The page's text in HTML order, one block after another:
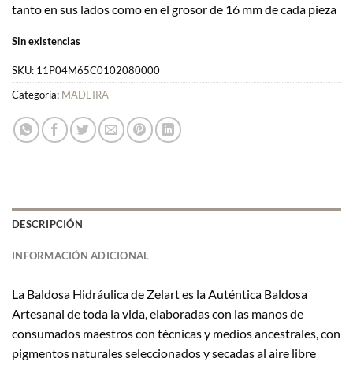
tanto en sus lados como en el grosor de 16 mm de cada pieza
Sin existencias
SKU: 11P04M65C0102080000
Categoría: MADEIRA
DESCRIPCIÓN
INFORMACIÓN ADICIONAL
La Baldosa Hidráulica de Zelart es la Auténtica Baldosa
Artesanal de toda la vida, elaboradas con las manos de
consumados maestros con técnicas y medios ancestrales, con
pigmentos naturales seleccionados y secadas al aire libre